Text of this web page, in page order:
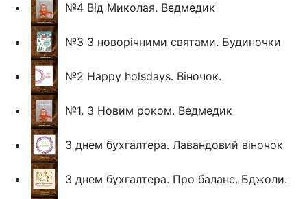
№4 Від Миколая. Ведмедик
№3 З новорічними святами. Будиночки
№2 Happy holsdays. Віночок.
№1. З Новим роком. Ведмедик
З днем бухгалтера. Лавандовий віночок
З днем бухгалтера. Про баланс. Бджоли.